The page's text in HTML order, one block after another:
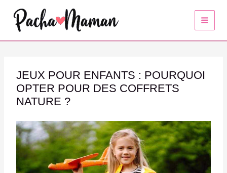
contenu
JEUX POUR ENFANTS : POURQUOI
OPTER POUR DES COFFRETS
NATURE ?